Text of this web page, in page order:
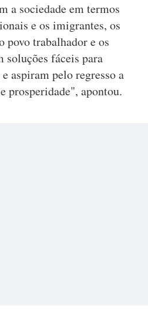
a sociedade em termos
e os imigrantes, os
povo trabalhador e os
fáceis para
aspiram pelo regresso a
prosperidade", apontou.